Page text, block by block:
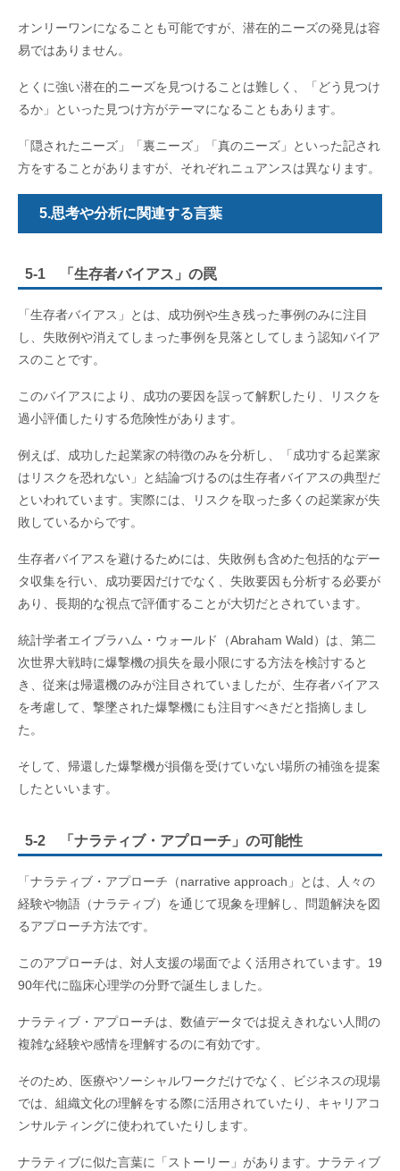
オンリーワンになることも可能ですが、潜在的ニーズの発見は容
易ではありません。
とくに強い潜在的ニーズを見つけることは難しく、「どう見つけ
るか」といった見つけ方がテーマになることもあります。
「隠されたニーズ」「裏ニーズ」「真のニーズ」といった記され
方をすることがありますが、それぞれニュアンスは異なります。
5.思考や分析に関連する言葉
5-1 「生存者バイアス」の罠
「生存者バイアス」とは、成功例や生き残った事例のみに注目
し、失敗例や消えてしまった事例を見落としてしまう認知バイア
スのことです。
このバイアスにより、成功の要因を誤って解釈したり、リスクを
過小評価したりする危険性があります。
例えば、成功した起業家の特徴のみを分析し、「成功する起業家
はリスクを恐れない」と結論づけるのは生存者バイアスの典型だ
といわれています。実際には、リスクを取った多くの起業家が失
敗しているからです。
生存者バイアスを避けるためには、失敗例も含めた包括的なデー
タ収集を行い、成功要因だけでなく、失敗要因も分析する必要が
あり、長期的な視点で評価することが大切だとされています。
統計学者エイブラハム・ウォールド（Abraham Wald）は、第二
次世界大戦時に爆撃機の損失を最小限にする方法を検討すると
き、従来は帰還機のみが注目されていましたが、生存者バイアス
を考慮して、撃墜された爆撃機にも注目すべきだと指摘しまし
た。
そして、帰還した爆撃機が損傷を受けていない場所の補強を提案
したといいます。
5-2 「ナラティブ・アプローチ」の可能性
「ナラティブ・アプローチ（narrative approach」とは、人々の
経験や物語（ナラティブ）を通じて現象を理解し、問題解決を図
るアプローチ方法です。
このアプローチは、対人支援の場面でよく活用されています。19
90年代に臨床心理学の分野で誕生しました。
ナラティブ・アプローチは、数値データでは捉えきれない人間の
複雑な経験や感情を理解するのに有効です。
そのため、医療やソーシャルワークだけでなく、ビジネスの現場
では、組織文化の理解をする際に活用されていたり、キャリアコ
ンサルティングに使われていたりします。
ナラティブに似た言葉に「ストーリー」があります。ナラティブ